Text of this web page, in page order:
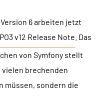
6 arbeiten jetzt
v12 Release Note . Das
von Symfony stellt
vielen brechenden
müssen, sondern die